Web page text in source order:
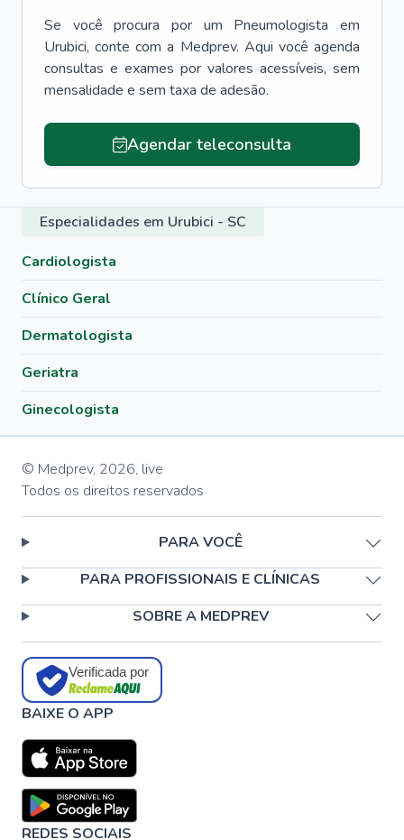
Se você procura por um Pneumologista
em
Urubici, conte com a Medprev. Aqui você agenda
consultas e exames por valores acessíveis, sem
mensalidade e sem taxa de adesão.
Agendar teleconsulta
Especialidades em Urubici - SC
Cardiologista
Clínico Geral
Dermatologista
Geriatra
Ginecologista
© Medprev, 2026, live
Todos os direitos reservados
PARA VOCÊ
PARA PROFISSIONAIS E CLÍNICAS
SOBRE A MEDPREV
Verificada por
BAIXE O APP
REDES SOCIAIS